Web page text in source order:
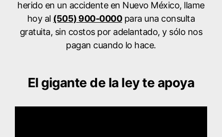
herido en un accidente en Nuevo México, llame
hoy al (505) 900-0000para una consulta
gratuita, sin costos por adelantado, y sólo nos
pagan cuando lo hace.
El gigante de la ley te apoya